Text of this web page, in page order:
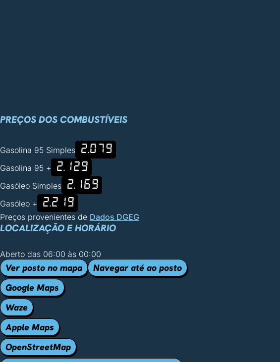
PREÇOS DOS COMBUSTÍVEIS
Gasolina 95 Simples 2.079
Gasolina 95 + 2.129
Gasóleo Simples 2.169
Gasóleo + 2.219
Preços provenientes de Dados DGEG
LOCALIZAÇÃO E HORÁRIO
Aberto das 06:00 às 00:00
Ver posto no mapa
Navegar até ao posto
Google Maps
Waze
Apple Maps
OpenStreetMap